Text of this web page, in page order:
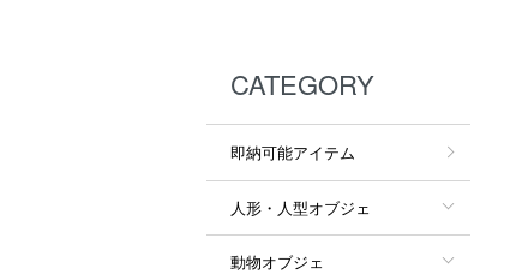
CATEGORY
即納可能アイテム
人形・人型オブジェ
動物オブジェ